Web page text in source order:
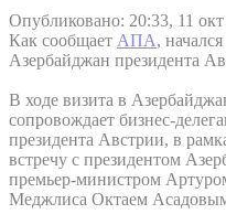
Опубликовано: 20:33, 11
Как сообщает АПА,
Азербайджан президента
В ходе визита в
сопровождает бизнес-
президента Австрии, в
встречу с президентом
премьер-министром
Меджлиса Октаем